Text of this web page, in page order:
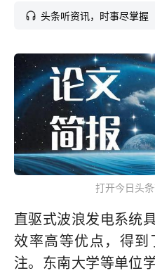
头条听资讯，时事尽掌握
打开今日头
直驱式波浪发电系统
效率高等优点，得
注。东南大学等单位